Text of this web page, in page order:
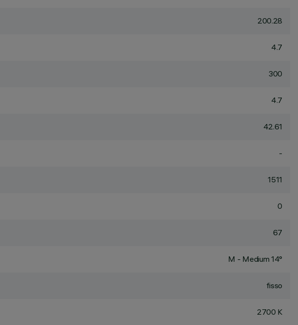
200.28
4.7
300
4.7
42.61
-
1511
0
67
M - Medium 14°
fisso
2700 K